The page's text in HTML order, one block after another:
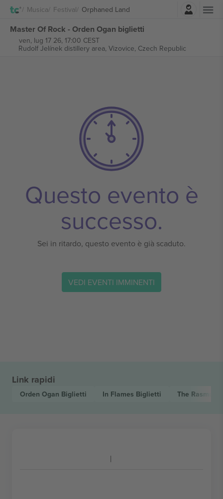
Musica Festival Orphaned LandAccesso
Master Of Rock - Orden Ogan biglietti
ven, lug 17 26, 17:00 CEST
Rudolf Jelínek distillery area, Vizovice, Czech Republic
Questo evento è
successo.
Sei in ritardo, questo evento è già scaduto.
VEDI EVENTI IMMINENTI
Link rapidi
Orden Ogan Biglietti In Flames Biglietti The Rasmus